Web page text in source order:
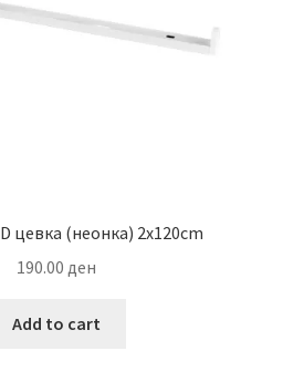
the
product
цевка (неонка) 2х120cm
190.00 ден
Add to cart